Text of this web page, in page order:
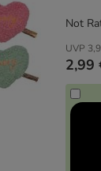
UVP
2,99
Not